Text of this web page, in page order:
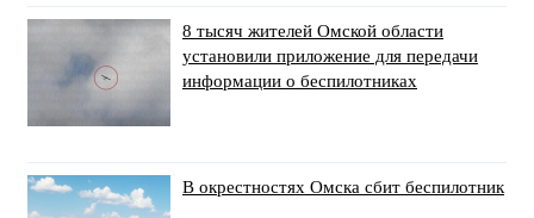
8 тысяч жителей Омской области
установили приложение для передачи
информации о беспилотниках
В окрестностях Омска сбит беспилотник